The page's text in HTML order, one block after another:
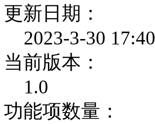
更新日期：
2023-3-30 17:40
当前版本：
1.0
功能项数量：